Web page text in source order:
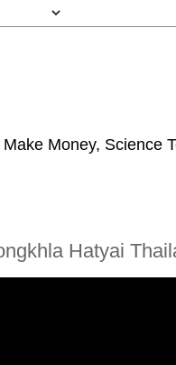
Money, Science
Hatyai